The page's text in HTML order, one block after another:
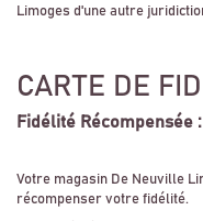
Limoges d'une autre
CARTE DE
Fidélité Récompensée :
Votre magasin De Neuville
récompenser votre fidélité.